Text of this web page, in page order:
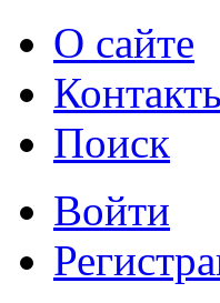
О сайте
Поиск
Войти